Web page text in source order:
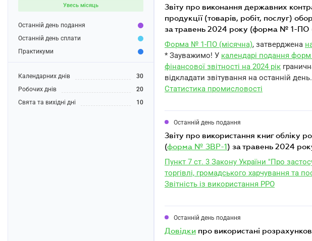
Увесь місяць
Останній день подання
Останній день сплати
Практикуми
Календарних днів
30
Робочих днів
20
Свята та вихідні дні
10
звіту про виконання державних контрактів (договорів) на поставку (закупівлю)
продукції (товарів, робіт, послуг)
за травень 2024 року (форма № 1-ПО
Форма № 1-ПО (місячна), затверджена
* Зауважимо! У календарі подання
фінансової звітності на 2024 рік
відкладати звітування на останній день.
Статистика промисловості
Останній день подання
звіту про використання книг обліку розрахункових операцій та розрахункових книжок
(форма № ЗВР-1) за травень 2024
Пункт 7 ст. 3 Закону України "Про
торгівлі, громадського харчування та
Звітність із використання РРО
Останній день подання
довідки про використані